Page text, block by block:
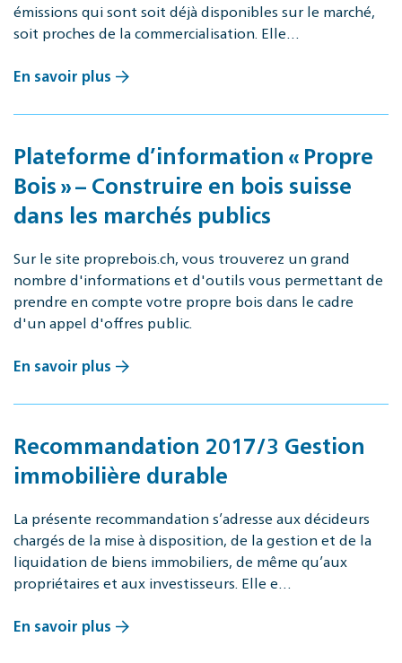
émissions qui sont soit déjà disponibles sur le marché,
soit proches de la commercialisation. Elle…
En savoir plus
Plateforme d’information « Propre
Bois » – Construire en bois suisse
dans les marchés publics
Sur le site proprebois.ch, vous trouverez un grand
nombre d'informations et d'outils vous permettant de
prendre en compte votre propre bois dans le cadre
d'un appel d'offres public.
En savoir plus
Recommandation 2017/3 Gestion
immobilière durable
La présente recommandation s’adresse aux décideurs
chargés de la mise à disposition, de la gestion et de la
liquidation de biens immobiliers, de même qu’aux
propriétaires et aux investisseurs. Elle e…
En savoir plus